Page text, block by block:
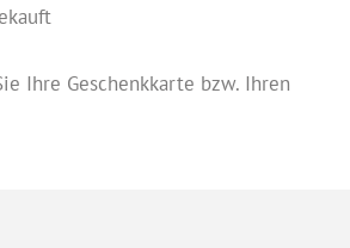
Ihre Geschenkkarte bzw. Ihren